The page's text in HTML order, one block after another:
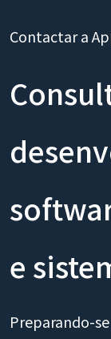
Contactar a
e
Preparando-